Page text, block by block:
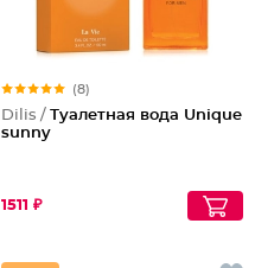
(8)
Dilis / Туалетная вода Unique
sunny
1511 ₽